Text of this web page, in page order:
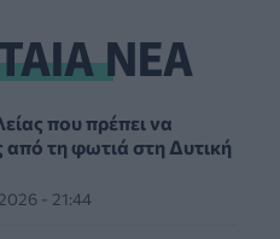
ΝΕΑ
που πρέπει να
από τη φωτιά στη Δυτική
- 21:44